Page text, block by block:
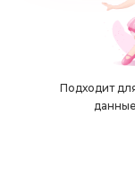
Подходит